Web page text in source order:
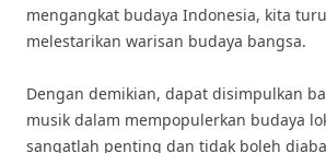
mengangkat budaya Indonesia, kita
melestarikan warisan budaya bangsa.
Dengan demikian, dapat disimpulkan
musik dalam mempopulerkan budaya
sangatlah penting dan tidak boleh